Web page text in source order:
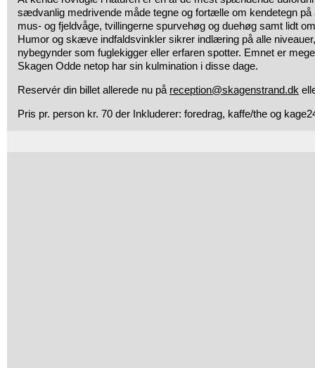
sædvanlig medrivende måde tegne og fortælle om kendetegn på
mus- og fjeldvåge, tvillingerne spurvehøg og duehøg samt lidt
Humor og skæve indfaldsvinkler sikrer indlæring på alle
nybegynder som fuglekigger eller erfaren spotter. Emnet er
Skagen Odde netop har sin kulmination i disse dage.
Reservér din billet allerede nu på reception@skagenstrand.dk
Pris pr. person kr. 70 der Inkluderer: foredrag, kaffe/the og